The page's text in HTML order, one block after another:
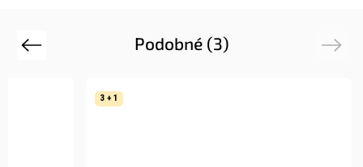
Podobné (3)
Previous
3 + 1
Next